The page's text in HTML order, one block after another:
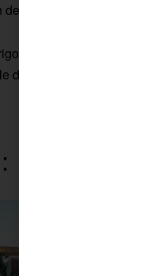
Córdoba).
cordobesa «Las 14 de
Carnaval para terminar